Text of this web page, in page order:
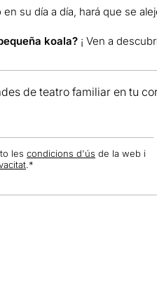
su día a día, hará que se
koala?¡ Ven a
de teatro familiar en tu
les condicions d'ús de la web i
.*